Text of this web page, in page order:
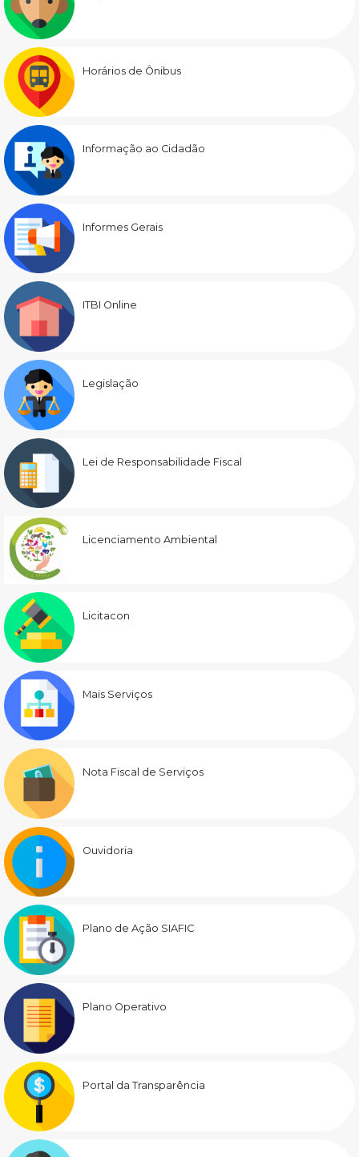
Horários de Ônibus
Informação ao Cidadão
Informes Gerais
ITBI Online
Legislação
Lei de Responsabilidade Fiscal
Licenciamento Ambiental
Licitacon
Mais Serviços
Nota Fiscal de Serviços
Ouvidoria
Plano de Ação SIAFIC
Plano Operativo
Portal da Transparência